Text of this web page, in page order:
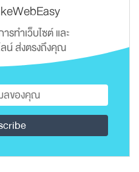
ทำเว็บไซต์ และ
น์ ส่งตรงถึงคุณ